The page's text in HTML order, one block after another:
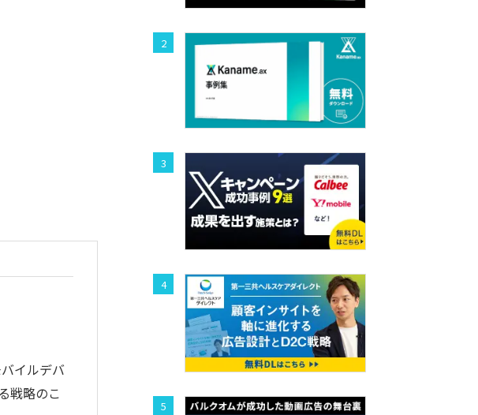
イルデバ
戦略のこ